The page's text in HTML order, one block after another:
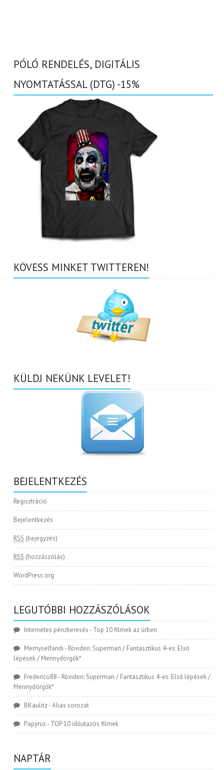
PÓLÓ RENDELÉS, DIGITÁLIS
NYOMTATÁSSAL (DTG) -15%
KÖVESS MINKET TWITTEREN!
KÜLDJ NEKÜNK LEVELET!
BEJELENTKEZÉS
Regisztráció
Bejelentkezés
RSS (bejegyzés)
RSS (hozzászólás)
WordPress.org
LEGUTÓBBI HOZZÁSZÓLÁSOK
Internetes pénzkeresés - Top 10 filmek az űrben
Memyselfandi - Röviden: Superman / Fantasztikus 4-es: Első
lépések / Mennydörgők*
Frederico88 - Röviden: Superman / Fantasztikus 4-es: Első lépések /
Mennydörgők*
BKaulitz-Alias sorozat
Papyrus - TOP 10 időutazós filmek
NAPTÁR